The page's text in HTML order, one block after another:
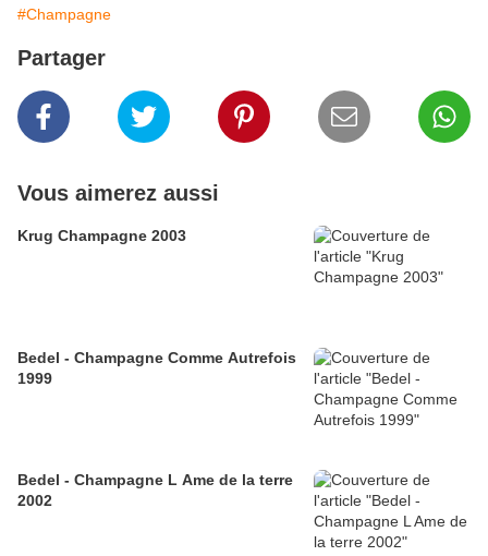
#Champagne
Partager
Vous aimerez aussi
Krug Champagne 2003
Bedel - Champagne Comme Autrefois
1999
Bedel - Champagne L Ame de la terre
2002